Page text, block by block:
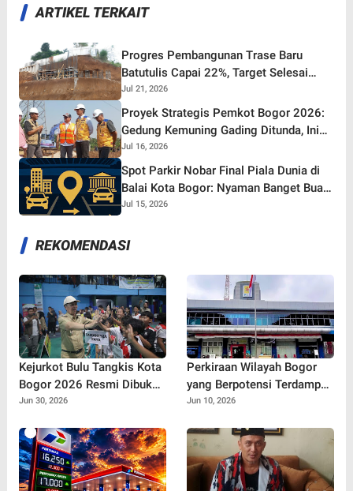
ARTIKEL TERKAIT
Progres Pembangunan Trase Baru
Batutulis Capai 22%, Target Selesai
Oktober 2026!
Jul 21, 2026
Proyek Strategis Pemkot Bogor 2026:
Gedung Kemuning Gading Ditunda, Ini
yang Tetap Gaspol!
Jul 16, 2026
Spot Parkir Nobar Final Piala Dunia di
Balai Kota Bogor: Nyaman Banget Buat
Nonton Bareng!
Jul 15, 2026
REKOMENDASI
Kejurkot Bulu Tangkis Kota
Bogor 2026 Resmi Dibuka,
316 Atlet Muda Berebut
Jun 30, 2026
Perkiraan Wilayah Bogor
yang Berpotensi Terdampak
Pemadaman Listrik, PLN
Jaringan
Jun 10, 2026